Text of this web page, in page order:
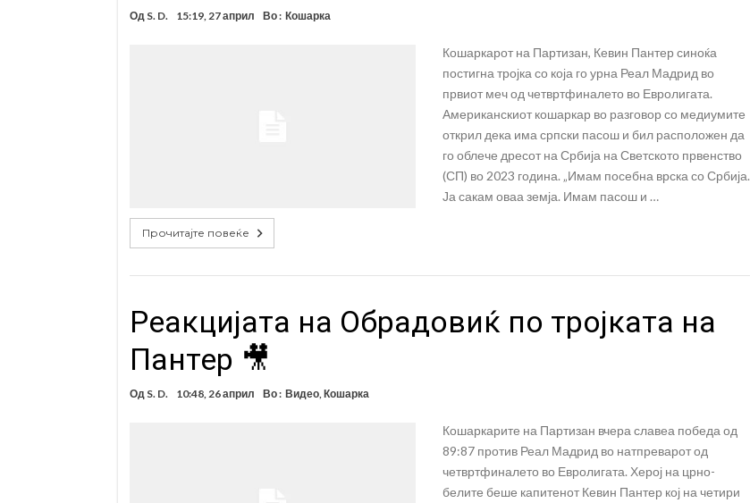
Од S. D. 15:19, 27 април Во : Кошарка
Кошаркарот на Партизан, Кевин Пантер синоќа
постигна тројка со која го урна Реал Мадрид во
првиот меч од четвртфиналето во Евролигата.
Американскиот кошаркар во разговор со медиумите
открил дека има српски пасош и бил расположен да
го облече дресот на Србија на Светското првенство
(СП) во 2023 година. „Имам посебна врска со Србија.
Ја сакам оваа земја. Имам пасош и …
Прочитајте повеќе
Реакцијата на Обрадовиќ по тројката на
Пантер 🎥
Од S. D. 10:48, 26 април Во : Видео, Кошарка
Кошаркарите на Партизан вчера славеа победа од
89:87 против Реал Мадрид во натпреварот од
четвртфиналето во Евролигата. Херој на црно-
белите беше капитенот Кевин Пантер кој на четири